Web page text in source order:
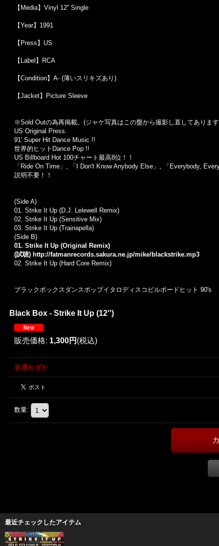
【Media】Vinyl 12'' Single
【Year】1991
【Press】US
【Label】RCA
【Condition】A- (薄いスリキズあり)
【Jacket】Picture Sleeve
※Sold Outの為再掲載。 (ジャケ写真はこの盤から撮影し直してありま
US Original Press.
91' Super Hit Dance Music !!
世界的ヒット Dance Pop !!
US Billboard Hot 100チャート最高8位！！
「 Ride On Time 」 , 「 I Don't Know Anybody Else 」 , 「 Everybody,
説明不要！！
(Side A)
01. Strike It Up (D.J. Lelewell Remix)
02. Strike It Up (Sensitive Mix)
03. Strike It Up (Trainapella)
(Side B)
01. Strike It Up (Original Remix)
(試聴) http://fatmanrecords.sakura.ne.jp/mike/blackstrike.mp3
02. Strike It Up (Hard Core Remix)
ブラックボックスダンスポップイタロディスコ ビルボードヒット 90's
Black Box - Strike It Up (12'')
販売価格: 1,300円 (税込)
在庫わずか
数量:
最近チェックしたアイテム